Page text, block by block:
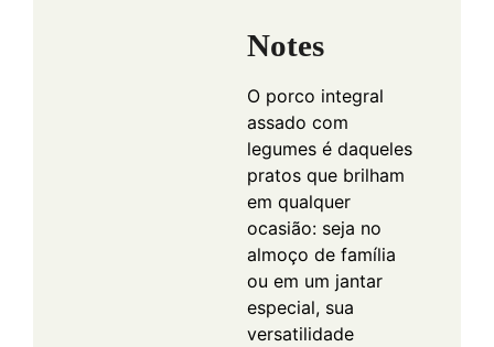
Notes
O porco integral
assado com
legumes é daqueles
pratos que brilham
em qualquer
ocasião: seja no
almoço de família
ou em um jantar
especial, sua
versatilidade